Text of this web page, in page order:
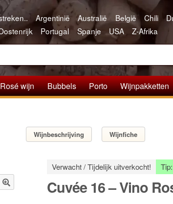
Argentinië Australië België Chili
Portugal Spanje USA Z-Afrika
Rosé wijn Bubbels Porto Wijnpakketten
Wijnbeschrijving Wijnfiche
Verwacht / Tijdelijk uitverkocht!
Cuvée 16 – Vino